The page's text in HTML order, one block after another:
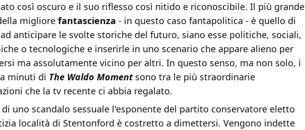
così oscuro e il suo riflesso così nitido e riconoscibile. Il più grande
migliore fantascienza - in questo caso fantapolitica - è quello di
anticipare le svolte storiche del futuro, siano esse politiche, sociali,
o tecnologiche e inserirle in uno scenario che appare alieno per
ma assolutamente vicino per altri. In questo senso, ma non solo, i
minuti di The Waldo Momentsono tra le più straordinarie
che la tv recente ci abbia regalato.
di uno scandalo sessuale l'esponente del partito conservatore eletto
località di Stentonford è costretto a dimettersi. Vengono indette